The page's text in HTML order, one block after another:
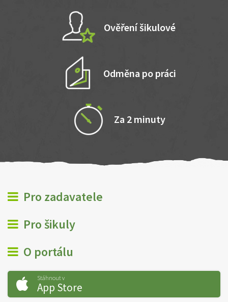
Ověření šikulové
Odměna po práci
Za 2 minuty
Pro zadavatele
Pro šikuly
O portálu
Stáhnout v
App Store